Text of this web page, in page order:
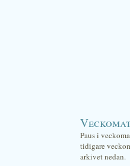
Paus i
tidigare
arkivet nedan.